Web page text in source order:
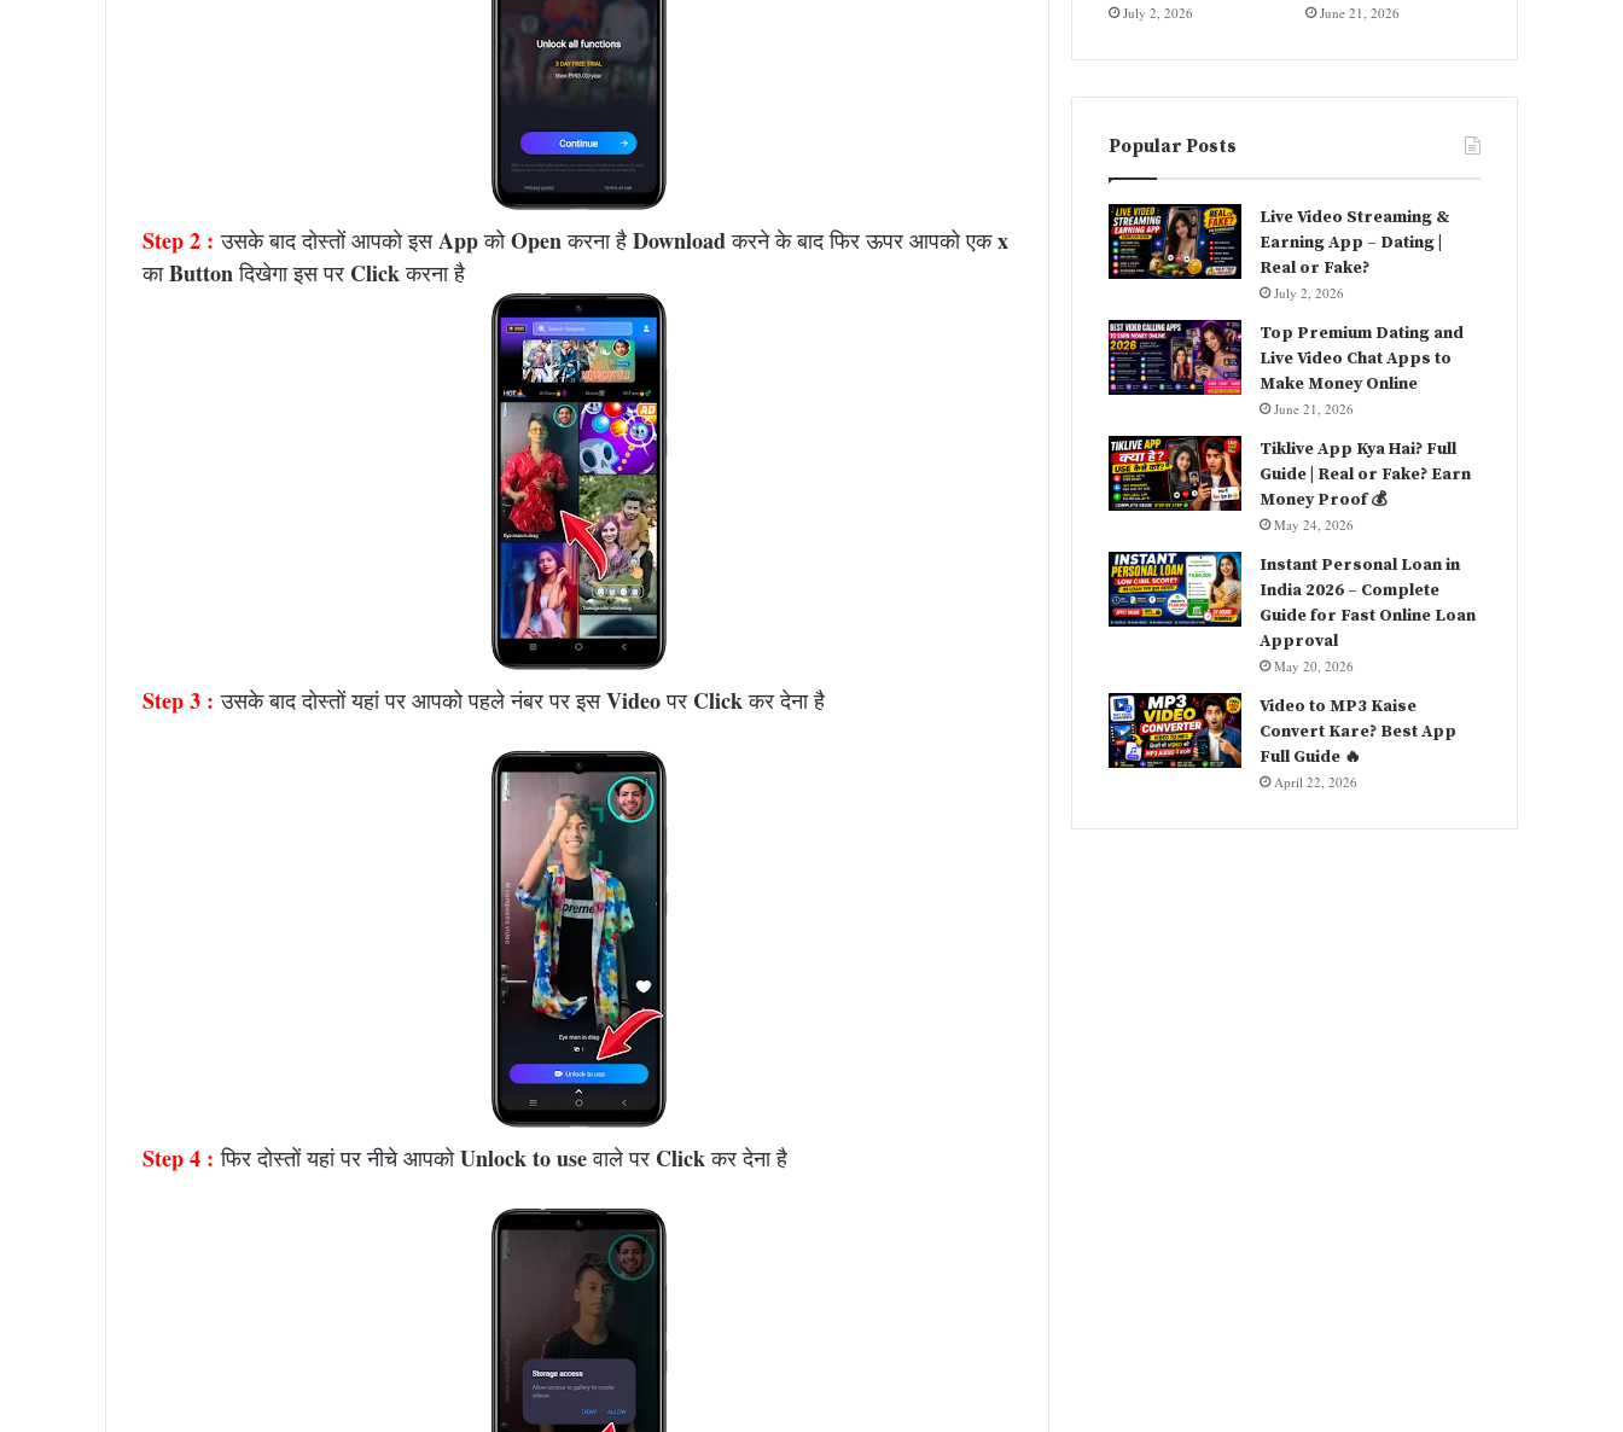
Step 2 : उसके बाद दोस्तों आपको इसAppकोOpenकरना है Downloadकरने के बाद फिर ऊपर आपको एकx
काButtonदिखेगा इस पर Clickकरना है
Step 3 : उसके बाद दोस्तों यहां पर आपको पहले नंबर पर इसVideoपर Clickकर देना है
Step 4 : फिर दोस्तों यहां पर नीचे आपकोUnlock to useवाले पर Clickकर देना है
July 2, 2026 June 21, 2026
Popular Posts
Live Video Streaming &
Earning App – Dating |
Real or Fake?
July 2, 2026
Top Premium Dating and
Live Video Chat Apps to
Make Money Online
June 21, 2026
Tiklive App Kya Hai? Full
Guide | Real or Fake? Earn
Money Proof 💰
May 24, 2026
Instant Personal Loan in
India 2026 – Complete
Guide for Fast Online Loan
Approval
May 20, 2026
Video to MP3 Kaise
Convert Kare? Best App
Full Guide 🔥
April 22, 2026